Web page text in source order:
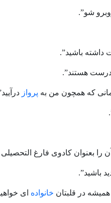
شو”.
داشته باشید”.
درست هستند”.
که همچون من به پرواز
بعنوان کادوی فارغ
باشید”.
در قلبتان خانواده ای